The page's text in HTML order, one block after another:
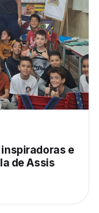
e
de Assis